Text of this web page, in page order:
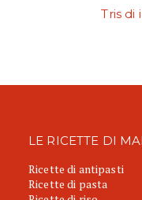
Tris di
LE RICETTE DI
Ricette di antipasti
Ricette di pasta